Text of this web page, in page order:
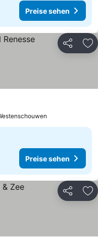
Preise sehen
Teilen
Preise sehen
Teilen